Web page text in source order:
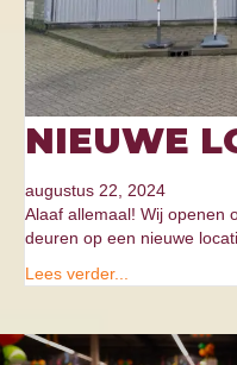
NIEUWE
augustus 22, 2024
Alaaf allemaal! Wij openen
deuren op een nieuwe
Lees verder...